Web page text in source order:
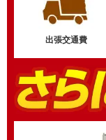
出張交通費